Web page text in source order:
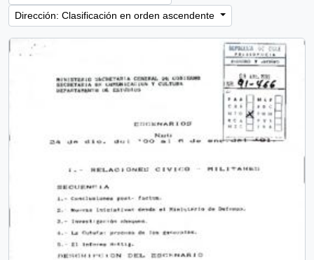
Dirección: Clasificación en orden ascendente